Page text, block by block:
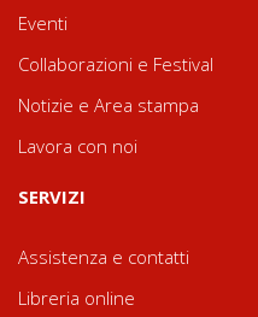
Eventi
Collaborazioni e Festival
Notizie e Area stampa
Lavora con noi
SERVIZI
Assistenza e contatti
Libreria online